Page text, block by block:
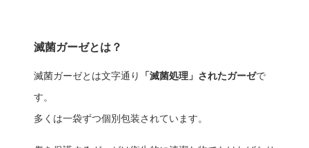
滅菌ガーゼとは？
滅菌ガーゼとは文字通り 「滅菌処理」されたガーゼで
す。
多くは一袋ずつ個別包装されています。